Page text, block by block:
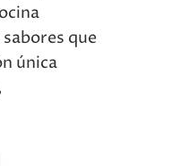
que
única